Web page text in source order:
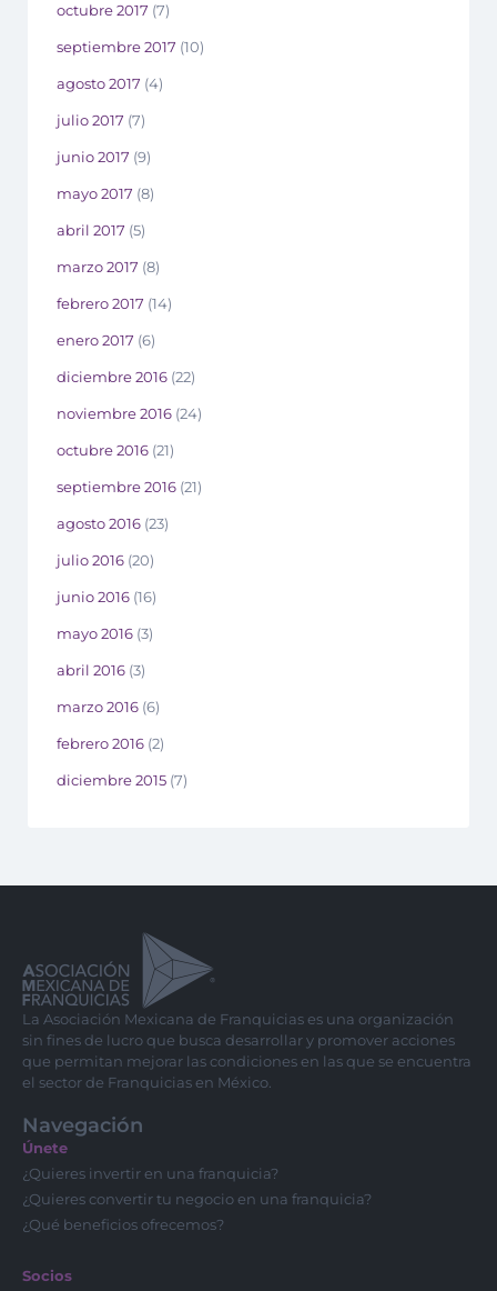
octubre 2017 (7)
septiembre 2017 (10)
agosto 2017 (4)
julio 2017 (7)
junio 2017 (9)
mayo 2017 (8)
abril 2017 (5)
marzo 2017 (8)
febrero 2017 (14)
enero 2017 (6)
diciembre 2016 (22)
noviembre 2016 (24)
octubre 2016 (21)
septiembre 2016 (21)
agosto 2016 (23)
julio 2016 (20)
junio 2016 (16)
mayo 2016 (3)
abril 2016 (3)
marzo 2016 (6)
febrero 2016 (2)
diciembre 2015 (7)
La Asociación Mexicana de Franquicias es una organización
sin fines de lucro que busca desarrollar y promover acciones
que permitan mejorar las condiciones en las que se encuentra
el sector de Franquicias en México.
Navegación
Únete
¿Quieres invertir en una franquicia?
¿Quieres convertir tu negocio en una franquicia?
¿Qué beneficios ofrecemos?
Socios